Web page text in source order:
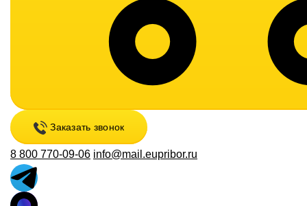
Заказать звонок
8 800 770-09-06 info@mail.eupribor.ru